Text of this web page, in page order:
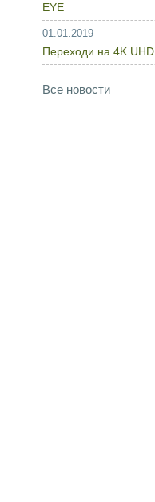
EYE
01.01.2019
Переходи на 4K UHD
Все новости